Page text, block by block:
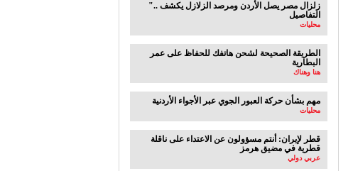
".. زلزال مصر يصل الأردن ومرصد الزلازل يكشف
التفاصيل
محليات
الطريقة الصحيحة لشحن هاتفك للحفاظ على عمر
البطارية
هنا وهناك
مهم بشأن حركة العبور الجوي عبر الأجواء الأردنية
محليات
قطر لإيران: أنتم مسؤولون عن الاعتداء على ناقلة
قطرية في مضيق هرمز
عربي دولي